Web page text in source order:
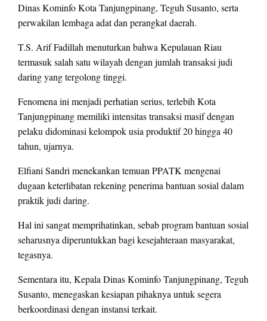
Dinas Kominfo Kota Tanjungpinang, Teguh Susanto, serta
perwakilan lembaga adat dan perangkat daerah.
T.S. Arif Fadillah menuturkan bahwa Kepulauan Riau
termasuk salah satu wilayah dengan jumlah transaksi judi
daring yang tergolong tinggi.
Fenomena ini menjadi perhatian serius, terlebih Kota
Tanjungpinang memiliki intensitas transaksi masif dengan
pelaku didominasi kelompok usia produktif 20 hingga 40
tahun, ujarnya.
Elfiani Sandri menekankan temuan PPATK mengenai
dugaan keterlibatan rekening penerima bantuan sosial dalam
praktik judi daring.
Hal ini sangat memprihatinkan, sebab program bantuan sosial
seharusnya diperuntukkan bagi kesejahteraan masyarakat,
tegasnya.
Sementara itu, Kepala Dinas Kominfo Tanjungpinang, Teguh
Susanto, menegaskan kesiapan pihaknya untuk segera
berkoordinasi dengan instansi terkait.